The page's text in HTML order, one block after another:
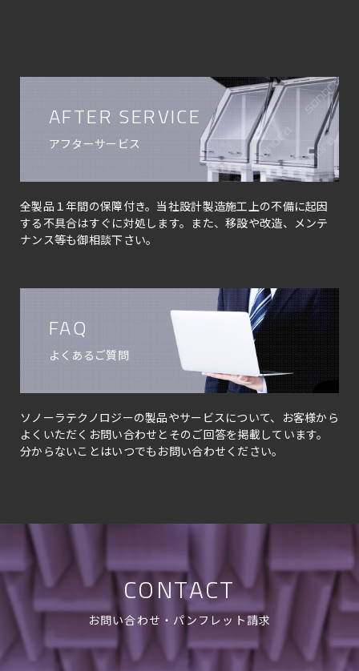
AFTER SERVICE
アフターサービス
全製品１年間の保障付き。当社設計製造施工上の不備に起因
する不具合はすぐに対処します。また、移設や改造、メンテ
ナンス等も御相談下さい。
FAQ
よくあるご質問
ソノーラテクノロジーの製品やサービスについて、お客様から
よくいただくお問い合わせとそのご回答を掲載しています。
分からないことはいつでもお問い合わせください。
CONTACT
お問い合わせ・パンフレット請求